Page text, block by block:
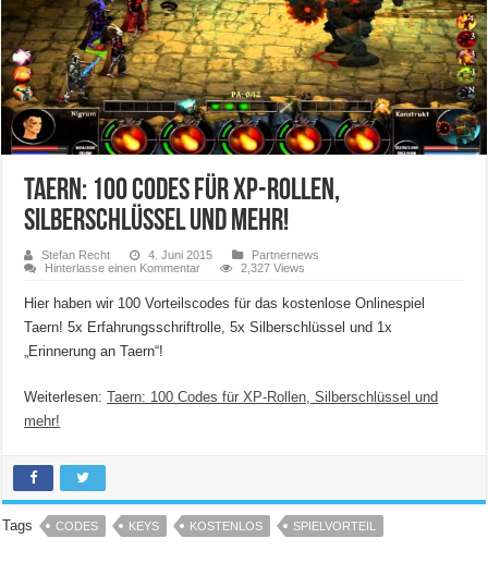
Taern: 100 Codes für XP-Rollen,
Silberschlüssel und mehr!
Stefan Recht 4. Juni 2015
Partnernews
Hinterlasse einen Kommentar
2,327 Views
Hier haben wir 100 Vorteilscodes für das kostenlose Onlinespiel
Taern! 5x Erfahrungsschriftrolle, 5x Silberschlüssel und 1x
„Erinnerung an Taern“!
Weiterlesen:Taern: 100 Codes für XP-Rollen, Silberschlüssel und
mehr!
Tags CODES KEYS KOSTENLOS SPIELVORTEIL